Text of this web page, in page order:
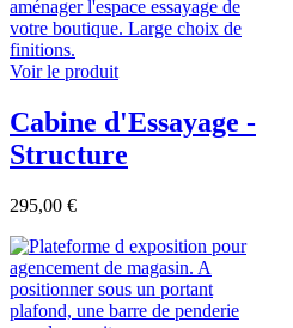
Voir le produit
Cabine d'Essayage -
Structure
295,00 €